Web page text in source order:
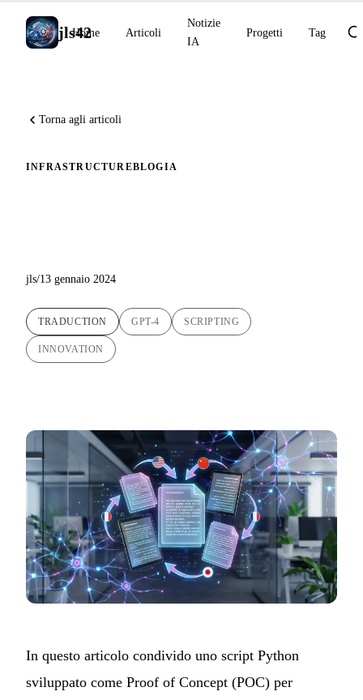
jls42
Home Articoli
Notizie
IA
Progetti Tag
Torna agli articoli
INFRASTRUCTUREBLOGIA
jls/13 gennaio 2024
TRADUCTION GPT-4 SCRIPTING
INNOVATION
In questo articolo condivido uno script Python
sviluppato come Proof of Concept (POC) per